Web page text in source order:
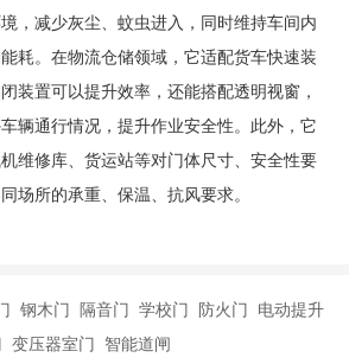
，减少灰尘、蚊虫进入，同时维持车间内
耗。在物流仓储领域，它适配货车快速装
装置可以提升效率，还能搭配透明视窗，
辆通行情况，提升作业安全性。此外，它
维修库、货运站等对门体尺寸、安全性要
场所的承重、保温、抗风要求。
钢木门 隔音门 学校门 防火门 电动提升
变压器室门 智能道闸